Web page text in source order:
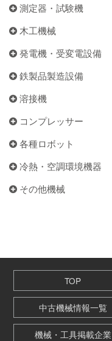
測定器・試験機
木工機械
発電機・受変電設備
鉄製品製造設備
溶接機
コンプレッサー
各種ロボット
冷熱・空調環境機器
その他機械
TOP
中古機械情報一覧
機械・工具掲載企業